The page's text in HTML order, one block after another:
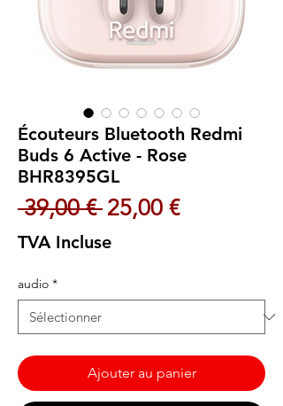
Écouteurs Bluetooth Redmi
Buds 6 Active - Rose
BHR8395GL
39,00 € Prix original
25,00 €Prix
TVA Incluse
audio *
Ajouter au panier